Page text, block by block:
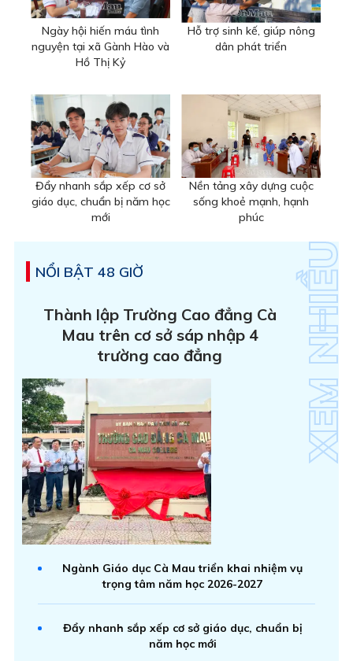
Ngày hội hiến máu tình
nguyện tại xã Gành Hào và
Hồ Thị Kỷ
Hỗ trợ sinh kế, giúp nông
dân phát triển
Đẩy nhanh sắp xếp cơ sở
giáo dục, chuẩn bị năm học
mới
Nền tảng xây dựng cuộc
sống khoẻ mạnh, hạnh
phúc
NỔI BẬT 48 GIỜ
Thành lập Trường Cao đẳng Cà
Mau trên cơ sở sáp nhập 4
trường cao đẳng
Ngành Giáo dục Cà Mau triển khai nhiệm vụ
trọng tâm năm học 2026-2027
Đẩy nhanh sắp xếp cơ sở giáo dục, chuẩn bị
năm học mới